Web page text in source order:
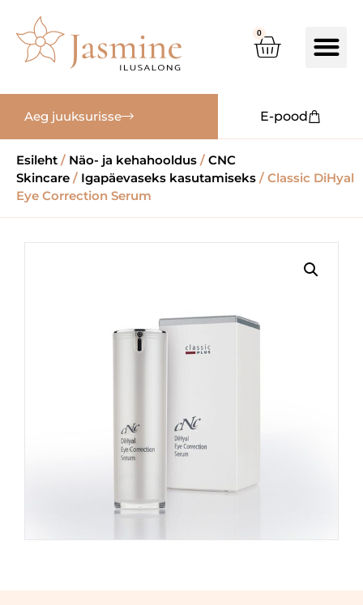
0
Aeg juuksurisse E-pood
Esileht / Näo- ja kehahooldus / CNC
Skincare / Igapäevaseks kasutamiseks / Classic DiHyal
Eye Correction Serum